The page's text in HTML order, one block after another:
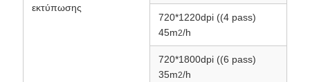
εκτύπωσης
720*1220dpi ((4 pass)
45m2/h
720*1800dpi ((6 pass)
35m2/h